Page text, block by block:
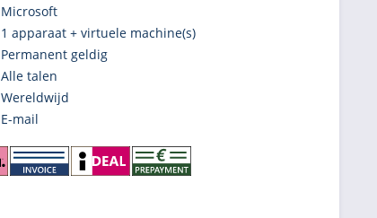
Microsoft
1 apparaat + virtuele machine(s)
Permanent geldig
Alle talen
Wereldwijd
E-mail